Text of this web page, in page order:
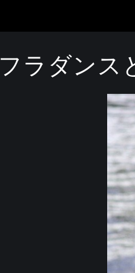
フラダンス